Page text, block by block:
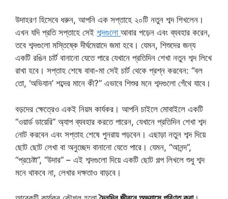
উদাহরণ হিসেবে ধরুন, আপনি এক সপ্তাহে ২০টি নতুন শব্দ শিখলেন।
এখন যদি প্রতি সপ্তাহে সেই শব্দগুলো আবার পড়েন এবং ব্যবহার করেন,
তবে শব্দগুলো মস্তিষ্কে দীর্ঘমেয়াদে জমা হবে। যেমন, শিশুদের জন্য
একটি রঙিন চার্ট বানানো যেতে পারে যেখানে প্রতিদিন শেখা নতুন শব্দ লিখে
রাখা হবে। সপ্তাহ শেষে বাবা-মা সেই চার্ট থেকে প্রশ্ন করবেন: “বল
তো, ‘অভিযান’ শব্দের মানে কী?” এভাবে শিশুর মনে শব্দগুলো গেঁথে যাবে।
বড়দের ক্ষেত্রেও একই নিয়ম কার্যকর। আপনি চাইলে মোবাইলে একটি
“ওয়ার্ড ডায়েরি” অ্যাপ ব্যবহার করতে পারেন, যেখানে প্রতিদিন শেখা শব্দ
নোট করবেন এবং সপ্তাহ শেষে পুনরায় পড়বেন। এছাড়া নতুন শব্দ দিয়ে
ছোট ছোট লেখা বা অনুচ্ছেদ বানানো যেতে পারে। যেমন, “আনন্দ”,
“প্রচেষ্টা”, “উদার” – এই শব্দগুলো দিয়ে একটি ছোট গল্প লিখলে শুধু শব্দ
মনে থাকবে না, লেখার দক্ষতাও বাড়বে।